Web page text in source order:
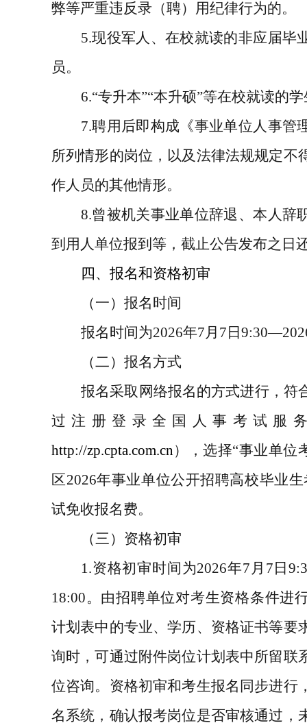
弊等严重违反录（聘）用纪律行为的。
5.现役军人、在校就读的非应届毕
员。
6.“专升本”“本升硕”等在校就读的学
7.聘用后即构成《事业单位人事管
所列情形的岗位，以及法律法规规定不
作人员的其他情形。
8.曾被机关事业单位辞退、本人辞
到用人单位报到等，截止公告发布之日
四、报名和资格初审
（一）报名时间
报名时间为2026年7月 7 日 9:30—202
（二）报名方式
报名采取网络报名的方式进行，符
过注册登录全国人事考试服
http://zp.cpta.com.cn），选择“事业单位
区2026年事业单位公开招聘高校毕业
试免收报名费。
（三）资格初审
1.资格初审时间为2026年7 月 7 日
18:00。由招聘单位对考生资格条件进
计划表中的专业、学历、资格证书等要
询时，可通过附件岗位计划表中所留联
位咨询。资格初审和考生报名同步进行
名系统，确认报考岗位是否审核通过，